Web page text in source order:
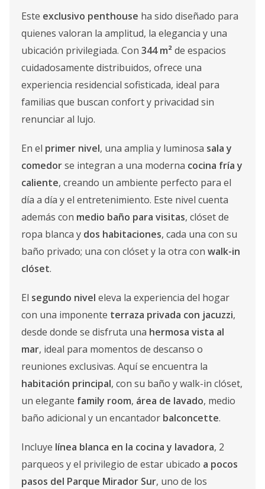
Este exclusivo penthouse ha sido diseñado para
quienes valoran la amplitud, la elegancia y una
ubicación privilegiada. Con 344 m²de espacios
cuidadosamente distribuidos, ofrece una
experiencia residencial sofisticada, ideal para
familias que buscan confort y privacidad sin
renunciar al lujo.
En el primer nivel, una amplia y luminosa sala y
comedorse integran a una moderna cocina fría y
caliente, creando un ambiente perfecto para el
día a día y el entretenimiento. Este nivel cuenta
además con medio baño para visitas, clóset de
ropa blanca y dos habitaciones, cada una con su
baño privado; una con clóset y la otra con walk-in
clóset.
El segundo nivel eleva la experiencia del hogar
con una imponente terraza privada con jacuzzi,
desde donde se disfruta una hermosa vista al
mar, ideal para momentos de descanso o
reuniones exclusivas. Aquí se encuentra la
habitación principal, con su baño y walk-in clóset,
un elegante family room, área de lavado, medio
baño adicional y un encantador balconcette.
Incluye línea blanca en la cocina y lavadora, 2
parqueos y el privilegio de estar ubicado a pocos
pasos del Parque Mirador Sur, uno de los